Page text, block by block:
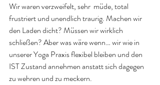
Wir waren verzweifelt, sehr  müde, total
frustriert und unendlich traurig. Machen wir
den Laden dicht? Müssen wir wirklich
schließen? Aber was wäre wenn… wir wie in
unserer Yoga Praxis flexibel bleiben und den
IST Zustand annehmen anstatt sich dagegen
zu wehren und zu meckern.